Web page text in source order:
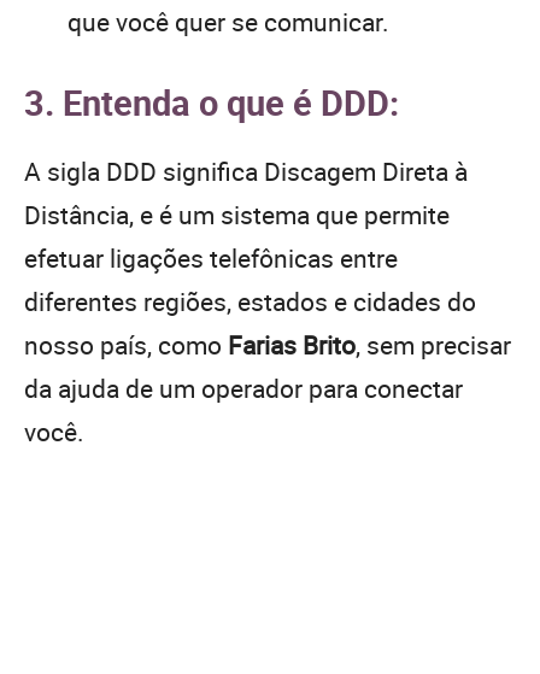
que você quer se comunicar.
3. Entenda o que é DDD:
A sigla DDD significa Discagem Direta à
Distância, e é um sistema que permite
efetuar ligações telefônicas entre
diferentes regiões, estados e cidades do
nosso país, como Farias Brito, sem precisar
da ajuda de um operador para conectar
você.